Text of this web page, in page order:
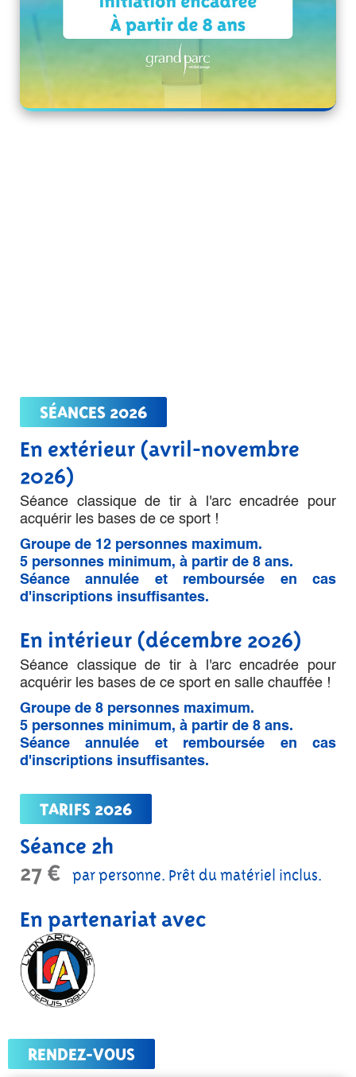
SÉANCES 2026
En extérieur (avril-novembre
2026)
Séance classique de tir à l'arc encadrée pour
acquérir les bases de ce sport !
Groupe de 12 personnes maximum.
5 personnes minimum, à partir de 8 ans.
Séance annulée et remboursée en cas
d'inscriptions insuffisantes.
En intérieur (décembre 2026)
Séance classique de tir à l'arc encadrée pour
acquérir les bases de ce sport en salle chauffée !
Groupe de 8 personnes maximum.
5 personnes minimum, à partir de 8 ans.
Séance annulée et remboursée en cas
d'inscriptions insuffisantes.
TARIFS 2026
Séance 2h
27 € par personne. Prêt du matériel inclus.
En partenariat avec
RENDEZ-VOUS